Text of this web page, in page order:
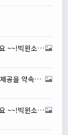
⭕️⭕️토지노 본사 사장님들 꿀팁가져가세요 ~~!빅윈소프트 입니다⭕️⭕️
⚜️모두 솔루션 ⚜️강력하고 안전한 플랫폼 제공을 약속드립니다!!
⭕️⭕️토지노 본사 사장님들 꿀팁가져가세요 ~~!빅윈소프트 입니다⭕️⭕️